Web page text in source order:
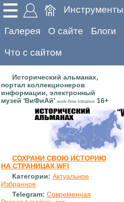
Инструменты
Галерея О сайте Блоги
Что с сайтом
Исторический альманах,
портал коллекционеров
информации, электронный
музей 'ВиФиАй' work-flow-Initiative 16+
СОХРАНИ СВОЮ ИСТОРИЮ
НА СТРАНИЦАХ WFI
Категории: Актуальное
Избранное
Telegram: Современная